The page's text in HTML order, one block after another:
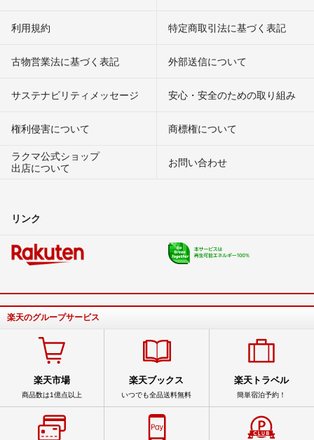
利用規約 特定商取引法に基づく表記
古物営業法に基づく表記 外部送信について
サステナビリティメッセージ 安心・安全のための取り組み
権利侵害について
商標権について
ラクマ公式ショップ
出店について
お問い合わせ
リンク
楽天のグループサービス
楽天市場
商品数は1億点以上
楽天ブックス
いつでも全品送料無料
楽天トラベル
簡単宿泊予約！